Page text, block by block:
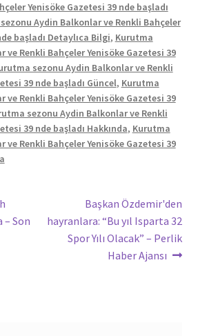
Yenisöke Gazetesi 39 nde başladı
Aydin Balkonlar ve Renkli Bahçeler
başladı Detaylıca Bilgi, Kurutma
ve Renkli Bahçeler Yenisöke Gazetesi 39
sezonu Aydin Balkonlar ve Renkli
39 nde başladı Güncel, Kurutma
ve Renkli Bahçeler Yenisöke Gazetesi 39
sezonu Aydin Balkonlar ve Renkli
39 nde başladı Hakkında, Kurutma
ve Renkli Bahçeler Yenisöke Gazetesi 39
– Son
Sonraki
yazı:
Başkan Özdemir'den
hayranlara: “Bu yıl Isparta 32
Spor Yılı Olacak” – Perlik
Haber Ajansı